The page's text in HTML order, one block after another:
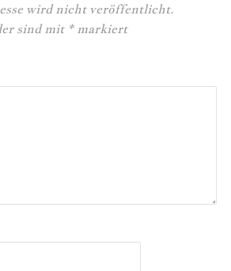
wird nicht veröffentlicht.
sind mit *markiert